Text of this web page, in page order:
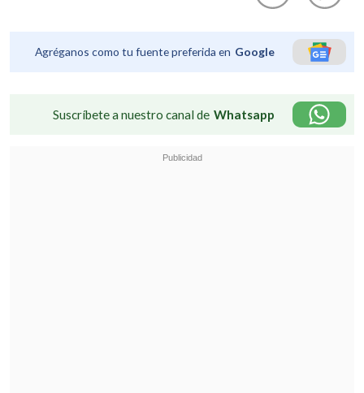
Agréganos como tu fuente preferida en Google
Suscríbete a nuestro canal de Whatsapp